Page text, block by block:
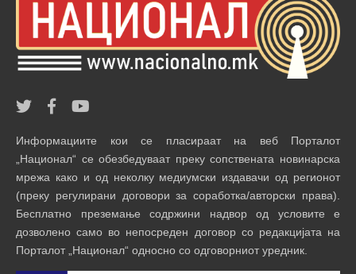
Информациите кои се пласираат на веб Порталот
„Национал“ се обезбедуваат преку сопствената новинарска
мрежа како и од неколку медиумски издавачи од регионот
(преку регулирани договори за соработка/авторски права).
Бесплатно преземање содржини надвор од условите е
дозволено само во непосреден договор со редакцијата на
Порталот „Национал“ односно со одговорниот уредник.